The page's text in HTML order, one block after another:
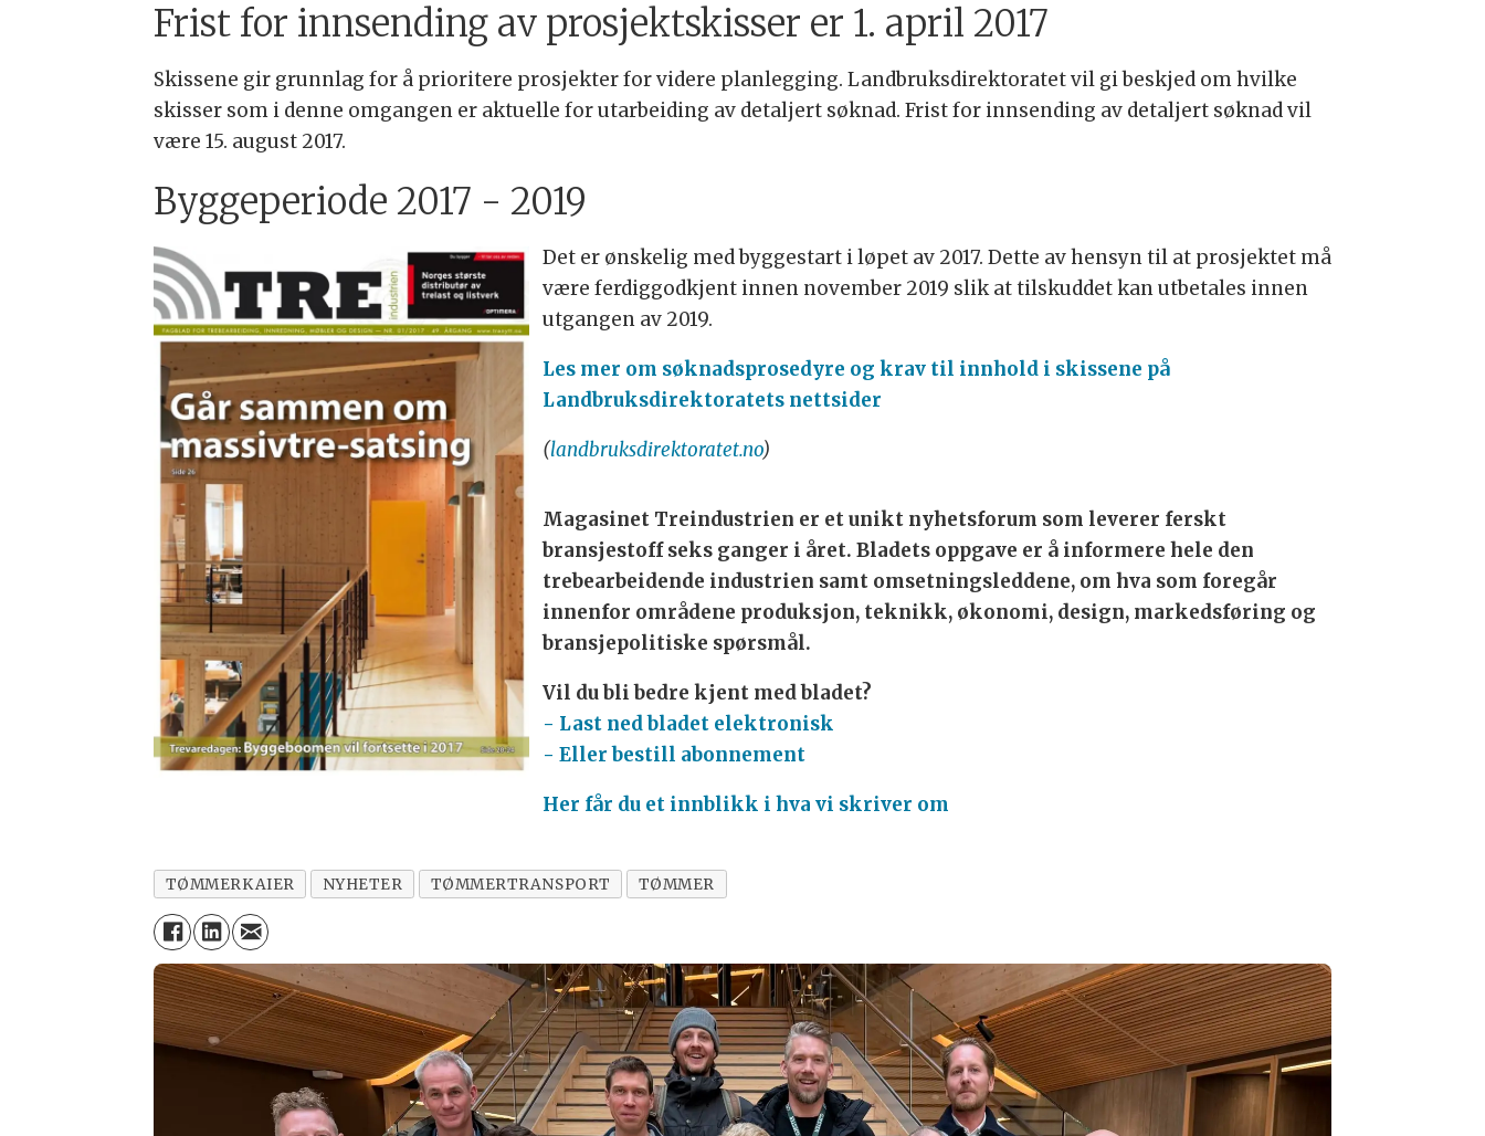
Frist for innsending av prosjektskisser er 1. april 2017
Skissene gir grunnlag for å prioritere prosjekter for videre planlegging. Landbruksdirektoratet vil gi beskjed om hvilke
skisser som i denne omgangen er aktuelle for utarbeiding av detaljert søknad. Frist for innsending av detaljert søknad vil
være 15. august 2017.
Byggeperiode 2017 - 2019
Det er ønskelig med byggestart i løpet av 2017. Dette av hensyn til at prosjektet må
være ferdiggodkjent innen november 2019 slik at tilskuddet kan utbetales innen
utgangen av 2019.
Les mer om søknadsprosedyre og krav til innhold i skissene på
Landbruksdirektoratets nettsider
(landbruksdirektoratet.no)
Magasinet Treindustrien er et unikt nyhetsforum som leverer ferskt
bransjestoff seks ganger i året. Bladets oppgave er å informere hele den
trebearbeidende industrien samt omsetningsleddene, om hva som foregår
innenfor områdene produksjon, teknikk, økonomi, design, markedsføring og
bransjepolitiske spørsmål.
Vil du bli bedre kjent med bladet?
- Last ned bladet elektronisk
- Eller bestill abonnement
Her får du et innblikk i hva vi skriver om
TØMMERKAIER NYHETER TØMMERTRANSPORT TØMMER